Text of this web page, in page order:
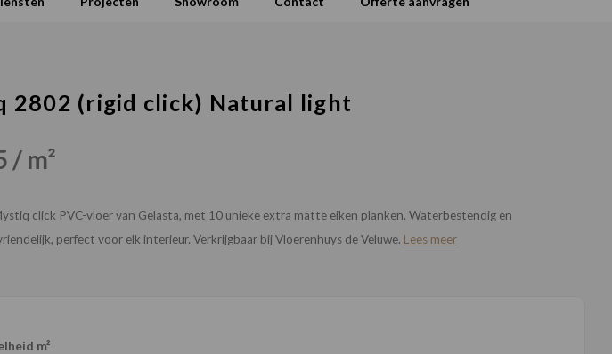
2802 (rigid click) Natural light
/ m²
click PVC-vloer van Gelasta, met 10 unieke extra matte eiken planken. Waterbestendig en
perfect voor elk interieur. Verkrijgbaar bij Vloerenhuys de Veluwe. Lees meer
m²